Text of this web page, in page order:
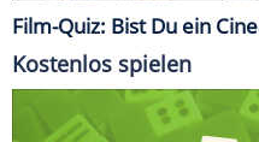
Film-Quiz: Bist Du ein
Kostenlos spielen